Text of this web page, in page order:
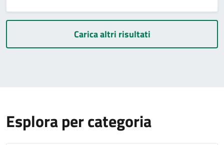
Carica altri risultati
Esplora per categoria